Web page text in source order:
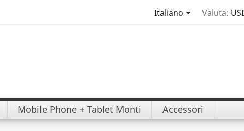
Italiano Valuta:
Mobile Phone + Tablet Monti Accessori